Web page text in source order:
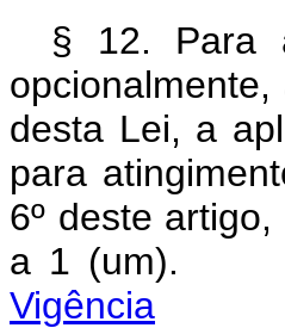
§ 12. Para
desta Lei, a
para
6º deste
a 1 (um).
Vigência